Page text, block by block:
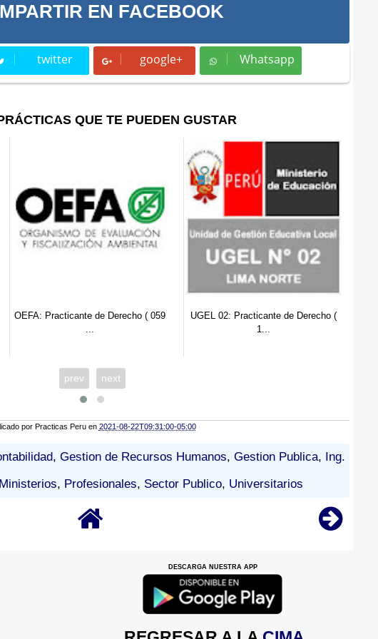
EN FACEBOOK
twitter
Tweet google+ Whatsapp
Whatsapp
QUE TE PUEDEN GUSTAR
OEFA: Practicante de Derecho ( 059
...
UGEL 02: Practicante de Derecho (
1...
prev next
por Practicas Peru en 2021-08-22T09:31:00-05:00
, Gestion de Recursos Humanos, Gestion Publica, Ing.
Ministerios, Profesionales, Sector Publico, Universitarios
DESCARGA NUESTRA APP